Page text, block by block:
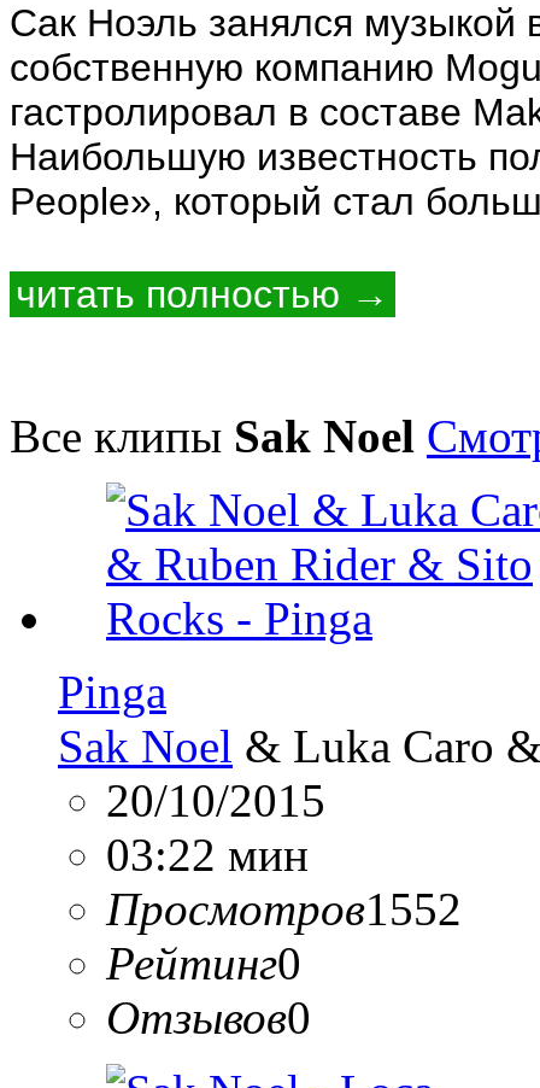
Сак Ноэль занялся музыкой
собственную компанию
гастролировал в составе
Наибольшую известность
People», который стал
читать полностью →
Все клипы Sak Noel
Pinga
Sak Noel & Luka Caro
20/10/2015
03:22 мин
Просмотров1552
Рейтинг0
Отзывов0